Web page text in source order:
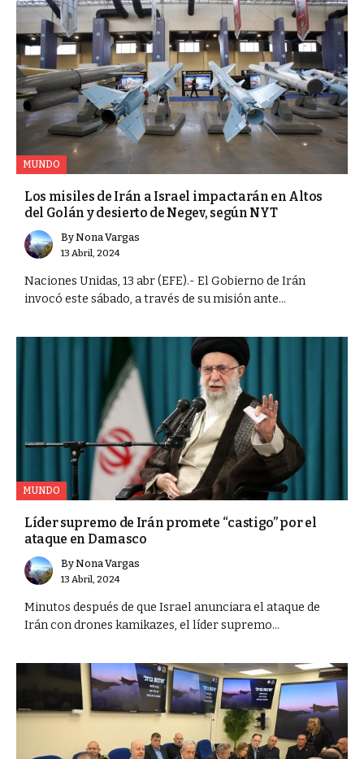
MUNDO
Los misiles de Irán a Israel impactarán en Altos
del Golán y desierto de Negev, según NYT
ByNona Vargas
13 Abril, 2024
Naciones Unidas, 13 abr (EFE).- El Gobierno de Irán
invocó este sábado, a través de su misión ante...
MUNDO
Líder supremo de Irán promete “castigo” por el
ataque en Damasco
ByNona Vargas
13 Abril, 2024
Minutos después de que Israel anunciara el ataque de
Irán con drones kamikazes, el líder supremo...